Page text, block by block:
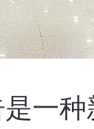
一